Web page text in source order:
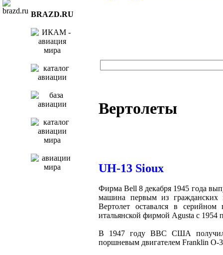
BRAZD.RU
Вертолеты
UH-13 Sioux
Фирма Bell 8 декабря 1945 года
машина первым из гражданских
Вертолет оставался в
итальянской фирмой Agusta с 1954
В 1947 году ВВС США получили
поршневым двигателем Franklin O-